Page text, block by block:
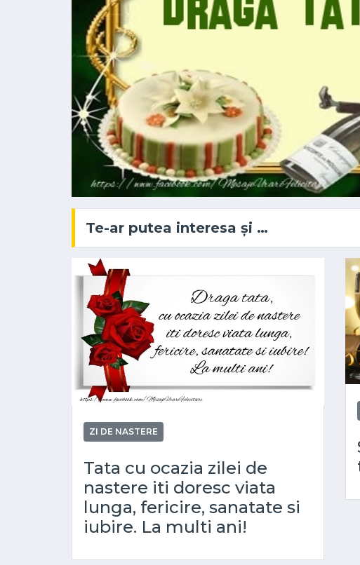
Te-ar putea interesa și …
ZI DE NASTERE
Tata cu ocazia zilei de
nastere iti doresc viata
lunga, fericire, sanatate si
iubire. La multi ani!